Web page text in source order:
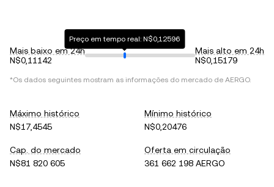
Mais baixo em 24h
N$0,11142
Preço em tempo real: N$0,12596
Mais alto em 24h
N$0,15179
*Os dados seguintes mostram as informações do mercado de AERGO.
Máximo histórico
N$17,4545
Mínimo histórico
N$0,20476
Cap. do mercado
N$81 820 605
Oferta em circulação
361 662 198 AERGO